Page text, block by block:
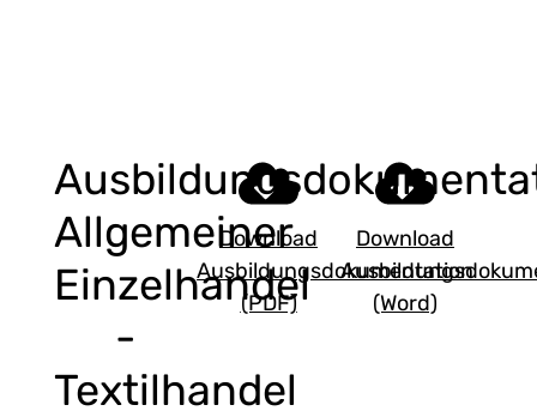
Allgemeiner
Einzelhandel
-
Textilhandel
Download
Ausbildungsdokumentation
(PDF)
Download
(Word)